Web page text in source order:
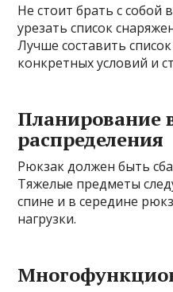
Не стоит брать с собой
урезать список
Лучше составить
конкретных условий и
Планирование
распределения
Рюкзак должен быть
Тяжелые предметы
спине и в середине
нагрузки.